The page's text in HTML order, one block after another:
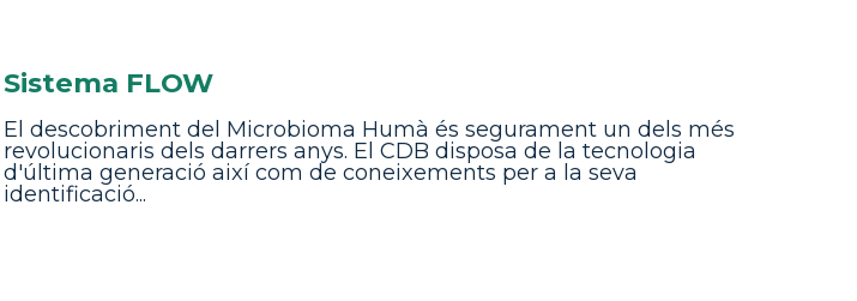
Sistema FLOW
El descobriment del Microbioma Humà és segurament un dels més
revolucionaris dels darrers anys. El CDB disposa de la tecnologia
d'última generació així com de coneixements per a la seva
identificació...